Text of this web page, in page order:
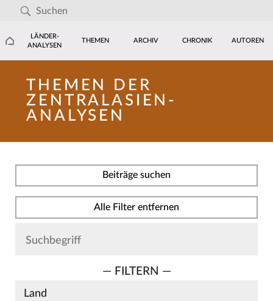
LÄNDER-
ANALYSEN
THEMEN ARCHIV CHRONIK AUTOREN
THEMEN DER
ZENTRALASIEN-
ANALYSEN
Beiträge suchen
Alle Filter entfernen
— FILTERN —
Land